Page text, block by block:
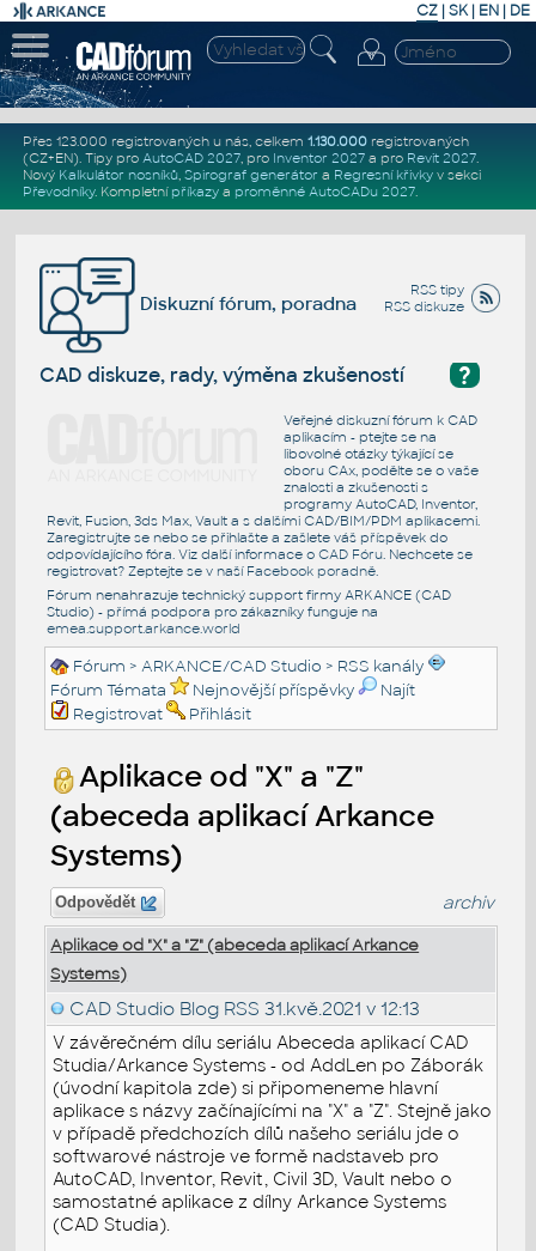
CZ | SK| EN | DE
Přes 123.000 registrovaných u nás, celkem 1.130.000registrovaných
(CZ+EN). Tipy pro AutoCAD 2027, pro Inventor 2027a pro Revit 2027.
Nový Kalkulátor nosníků, Spirograf generátor a Regresní křivkyv sekci
Převodníky. Kompletní příkazya proměnné AutoCADu 2027.
RSS tipy
RSS diskuze
Diskuzní fórum, poradna
?
CAD diskuze, rady, výměna zkušeností
Veřejné diskuzní fórum k CAD
aplikacím - ptejte se na
libovolné otázky týkající se
oboru CAx, podělte se o vaše
znalosti a zkušenosti s
programy AutoCAD, Inventor,
Revit, Fusion, 3ds Max, Vault a s dalšími CAD/BIM/PDM aplikacemi.
Zaregistrujte se nebo se přihlašte a zašlete váš příspěvek do
odpovídajícího fóra. Viz další informace o CAD Fóru. Nechcete se
registrovat? Zeptejte se v naší Facebook poradně.
Fórum nenahrazuje technický support firmy ARKANCE (CAD
Studio) - přímá podpora pro zákazníky funguje na
emea.support.arkance.world
Fórum >ARKANCE/CAD Studio > RSS kanály
Fórum Témata
Nejnovější příspěvky
Najít
Registrovat
Přihlásit
Aplikace od "X" a "Z"
(abeceda aplikací Arkance
Systems)
Odpovědět archiv
Aplikace od "X" a "Z" (abeceda aplikací Arkance
Systems)
CAD Studio Blog RSS 31.kvě.2021 v 12:13
V závěrečném dílu seriálu Abeceda aplikací CAD
Studia/Arkance Systems - od AddLen po Záborák
(úvodní kapitola zde) si připomeneme hlavní
aplikace s názvy začínajícími na "X" a "Z". Stejně jako
v případě předchozích dílů našeho seriálu jde o
softwarové nástroje ve formě nadstaveb pro
AutoCAD, Inventor, Revit, Civil 3D, Vault nebo o
samostatné aplikace z dílny Arkance Systems
(CAD Studia).